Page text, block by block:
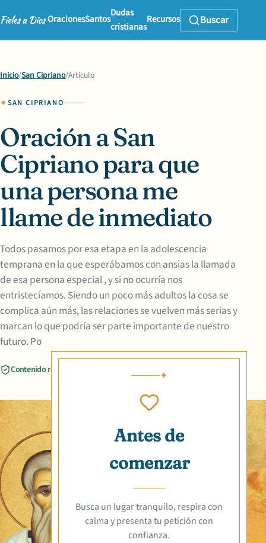
OracionesSantos
Dudas
cristianas
Recursos Buscar
Inicio/San Cipriano/Artículo
SAN CIPRIANO
Oración a San
Cipriano para que
una persona me
llame de inmediato
Todos pasamos por esa etapa en la adolescencia
temprana en la que esperábamos con ansias la llamada
de esa persona especial , y si no ocurría nos
entristecíamos. Siendo un poco más adultos la cosa se
complica aún más, las relaciones se vuelven más serias y
marcan lo que podría ser parte importante de nuestro
futuro. Po
Contenido revisado
Antes de
comenzar
Busca un lugar tranquilo, respira con
calma y presenta tu petición con
confianza.